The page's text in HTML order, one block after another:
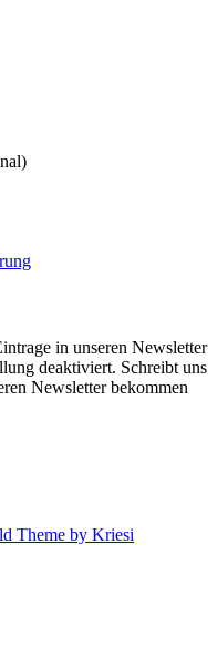
in unseren Newsletter
deaktiviert. Schreibt uns
Newsletter bekommen
Theme by Kriesi